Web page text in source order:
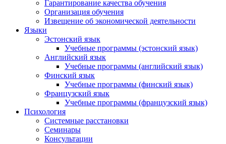
Гарантирование качества обучения
Организация обучения
Извещение об экономической деятельности
Языки
Эстонский язык
Учебные программы (эстонский язык)
Английский язык
Учебные программы (английский язык)
Финский язык
Учебные программы (финский язык)
Французский язык
Учебные программы (французский язык)
Психология
Системные расстановки
Семинары
Консультации